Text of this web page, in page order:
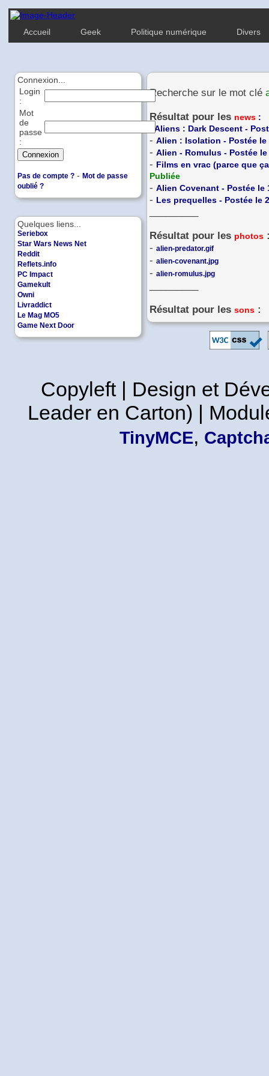
Accueil Geek Politique numérique Divers
Quelques liens...
Seriebox
Star Wars News Net
Reddit
Reflets.info
PC Impact
Gamekult
Owni
Livraddict
Le Mag MO5
Game Next Door
Connexion...
Login
:
Mot
de
passe
:
Pas de compte ? - Mot de passe
oublié ?
Recherche sur le mot clé
Résultat pour les news :
Aliens : Dark Descent -
- Alien : Isolation - Postée le
- Alien - Romulus - Postée
- Films en vrac (parce que
Publiée
- Alien Covenant - Postée le
- Les prequelles - Postée le
Résultat pour les photos
- alien-predator.gif
- alien-covenant.jpg
- alien-romulus.jpg
Résultat pour les sons :
Copyleft | Design et
Leader en Carton) |
TinyMCE,